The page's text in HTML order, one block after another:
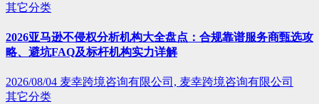
其它分类
2026亚马逊不侵权分析机构大全盘点：合规靠谱服务商甄选攻
略、避坑FAQ及标杆机构实力详解
2026/08/04 麦幸跨境咨询有限公司, 麦幸跨境咨询有限公司
其它分类